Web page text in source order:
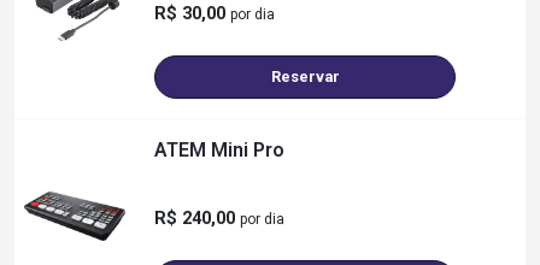
A6500...
R$ 30,00 por dia
Reservar
ATEM Mini Pro
R$ 240,00 por dia